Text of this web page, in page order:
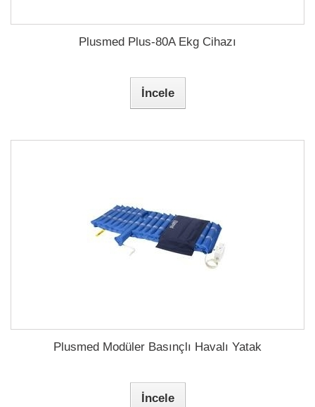
Plusmed Plus-80A Ekg Cihazı
İncele
Plusmed Modüler Basınçlı Havalı Yatak
İncele